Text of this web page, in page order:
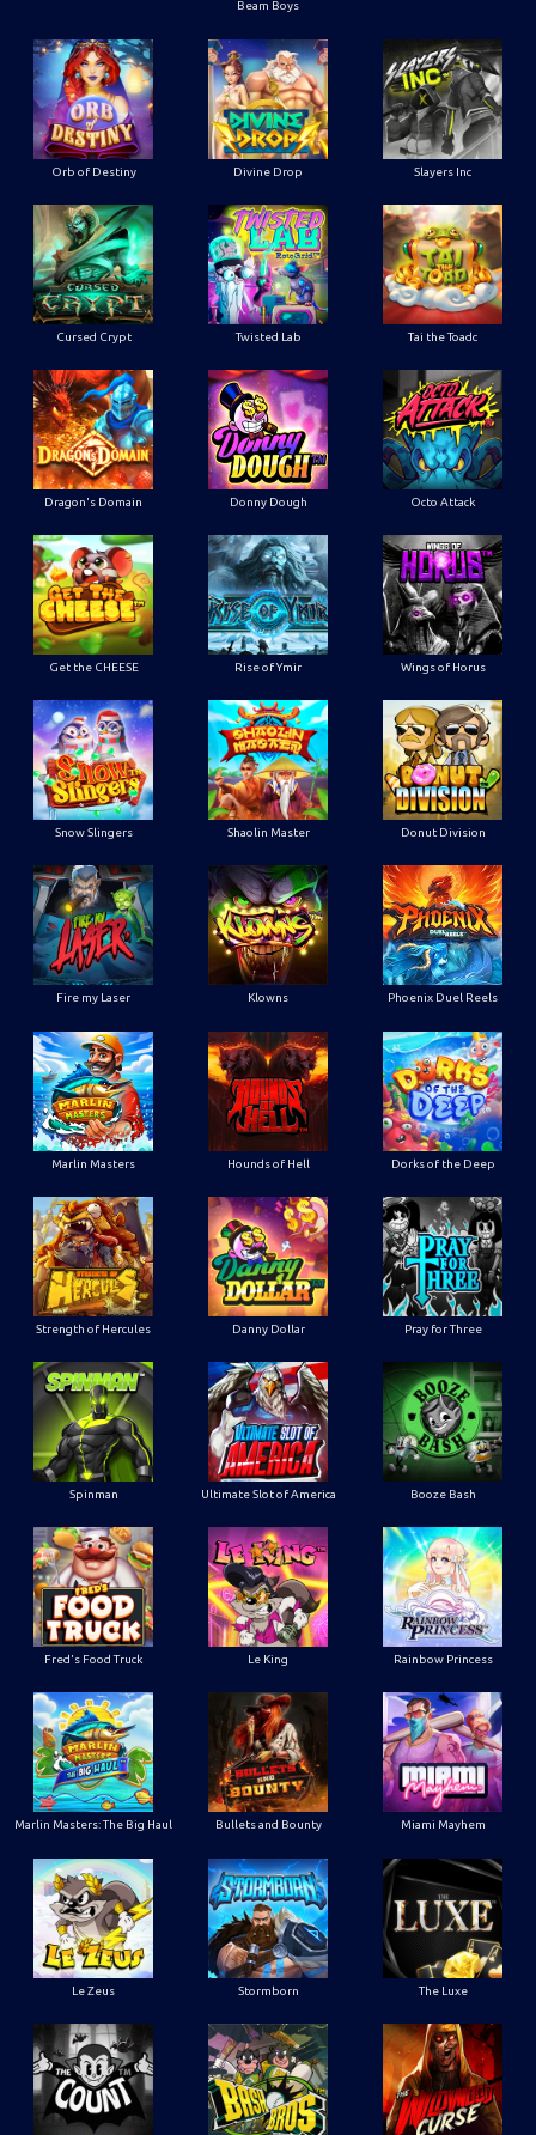
Beam Boys
Orb of Destiny Divine Drop Slayers Inc
Cursed Crypt Twisted Lab Tai the Toadc
Dragon's Domain Donny Dough Octo Attack
Get the CHEESE Rise of Ymir Wings of Horus
Snow Slingers Shaolin Master Donut Division
Fire my Laser Klowns Phoenix Duel Reels
Marlin Masters Hounds of Hell Dorks of the Deep
Strength of Hercules Danny Dollar Pray for Three
Spinman Ultimate Slot of America Booze Bash
Fred's Food Truck Le King Rainbow Princess
Marlin Masters: The Big Haul Bullets and Bounty Miami Mayhem
Le Zeus Stormborn The Luxe